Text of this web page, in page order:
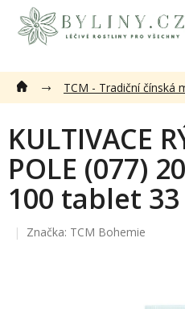
obsah
TCM - Tradiční čínská
KULTIVACE
POLE (077)
100 tablet 33
Značka: TCM Bohemie